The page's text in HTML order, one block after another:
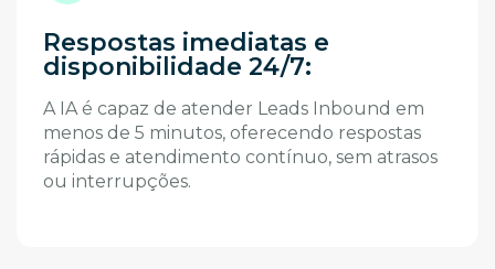
Respostas imediatas e
disponibilidade 24/7:
A IA é capaz de atender Leads Inbound em
menos de 5 minutos, oferecendo respostas
rápidas e atendimento contínuo, sem atrasos
ou interrupções.